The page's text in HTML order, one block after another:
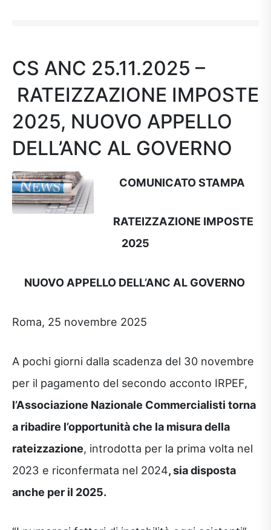
CS ANC 25.11.2025 –
RATEIZZAZIONE IMPOSTE
2025, NUOVO APPELLO
DELL’ANC AL GOVERNO
COMUNICATO STAMPA
RATEIZZAZIONE IMPOSTE
2025
NUOVO APPELLO DELL’ANC AL GOVERNO
Roma, 25 novembre 2025
A pochi giorni dalla scadenza del 30 novembre
per il pagamento del secondo acconto IRPEF,
l’Associazione Nazionale Commercialisti torna
a ribadire l’opportunità che la misura della
rateizzazione, introdotta per la prima volta nel
2023 e riconfermata nel 2024, sia disposta
anche per il 2025.